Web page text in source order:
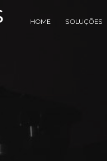
HOME SOLUÇÕES